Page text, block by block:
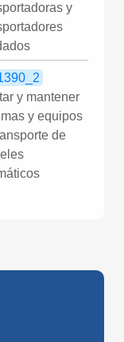
y
y mantener
y equipos
de